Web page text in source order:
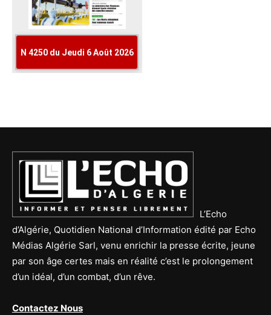
L’Echo
d’Algérie, Quotidien National d’Information édité par Echo
Médias Algérie Sarl, venu enrichir la presse écrite, jeune
par son âge certes mais en réalité c’est le prolongement
d’un idéal, d’un combat, d’un rêve.
Contactez Nous